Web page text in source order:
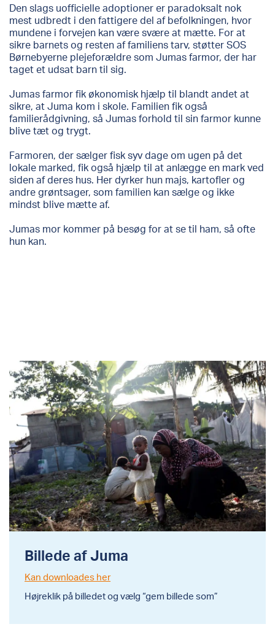
Den slags uofficielle adoptioner er paradoksalt nok
mest udbredt i den fattigere del af befolkningen, hvor
mundene i forvejen kan være svære at mætte. For at
sikre barnets og resten af familiens tarv, støtter SOS
Børnebyerne plejeforældre som Jumas farmor, der har
taget et udsat barn til sig.
Jumas farmor fik økonomisk hjælp til blandt andet at
sikre, at Juma kom i skole. Familien fik også
familierådgivning, så Jumas forhold til sin farmor kunne
blive tæt og trygt.
Farmoren, der sælger fisk syv dage om ugen på det
lokale marked, fik også hjælp til at anlægge en mark ved
siden af deres hus. Her dyrker hun majs, kartofler og
andre grøntsager, som familien kan sælge og ikke
mindst blive mætte af.
Jumas mor kommer på besøg for at se til ham, så ofte
hun kan.
Billede af Juma
Kan downloades her
Højreklik på billedet og vælg “gem billede som”